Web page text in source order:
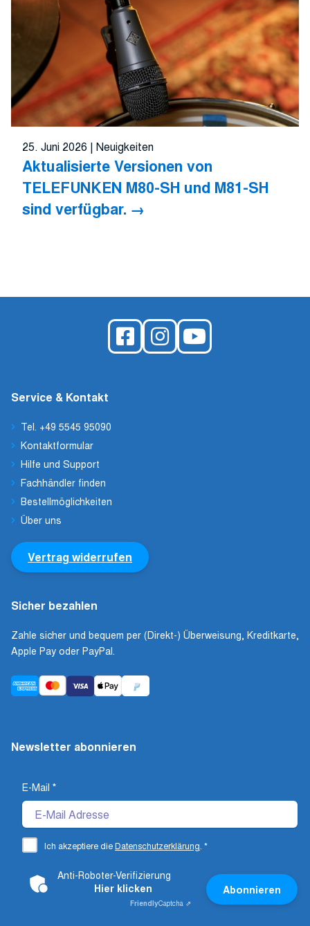
25. Juni 2026 | Neuigkeiten
Aktualisierte Versionen von
TELEFUNKEN M80-SH und M81-SH
sind verfügbar.
Service & Kontakt
Tel. +49 5545 95090
Kontaktformular
Hilfe und Support
Fachhändler finden
Bestellmöglichkeiten
Über uns
Vertrag widerrufen
Sicher bezahlen
Zahle sicher und bequem per (Direkt-) Überweisung, Kreditkarte,
Apple Pay oder PayPal.
Newsletter abonnieren
E-Mail *
Ich akzeptiere dieDatenschutzerklärung *
Anti-Roboter-Verifizierung
Hier klicken
FriendlyCaptcha ⇗
Abonnieren